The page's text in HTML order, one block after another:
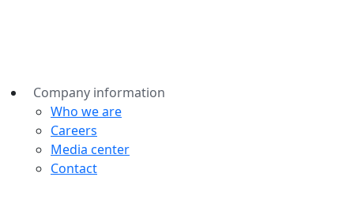
Company information
Who we are
Careers
Media center
Contact